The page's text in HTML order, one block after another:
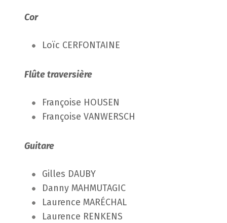
Cor
Loïc CERFONTAINE
Flûte traversière
Françoise HOUSEN
Françoise VANWERSCH
Guitare
Gilles DAUBY
Danny MAHMUTAGIC
Laurence MARÉCHAL
Laurence RENKENS